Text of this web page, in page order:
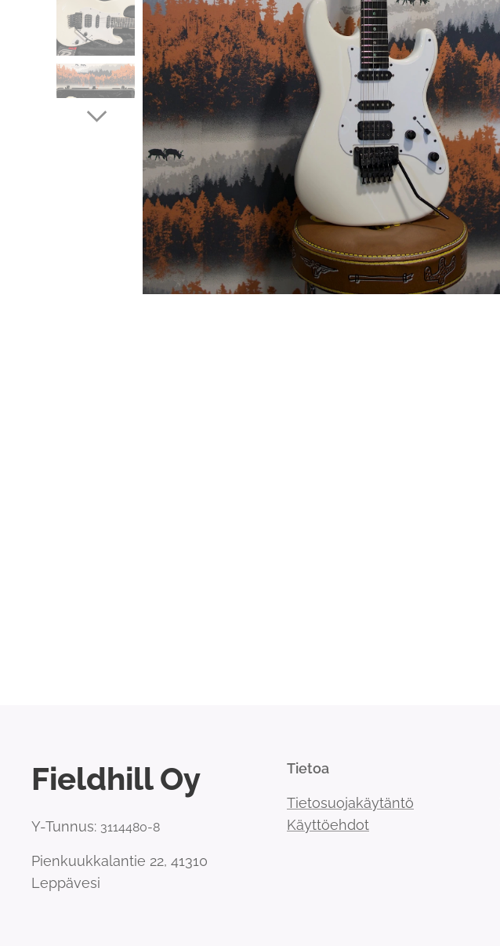
Fieldhill Oy
Y-Tunnus: 3114480-8
Pienkuukkalantie 22, 41310
Leppävesi
Tietoa
Tietosuojakäytäntö
Käyttöehdot